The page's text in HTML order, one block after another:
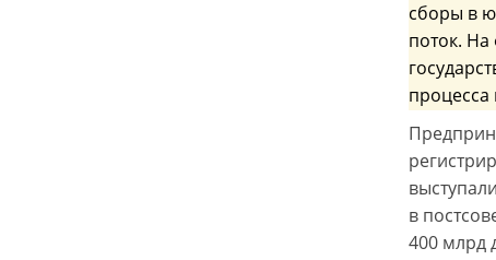
сборы в
поток.
в
400 млрд